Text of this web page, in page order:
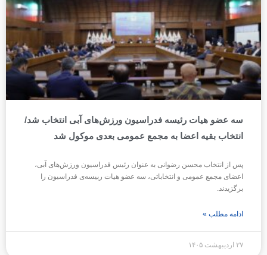
سه عضو هیات رئیسه فدراسیون ورزش‌های آبی انتخاب شد/
انتخاب بقیه اعضا به مجمع عمومی بعدی موکول شد
پس از انتخاب محسن رضوانی به عنوان رئیس فدراسیون ورزش‌های آبی،
اعضای مجمع عمومی و انتخاباتی، سه عضو هیات ربیسه‌ی فدراسیون را
برگزیدند.
ادامه مطلب »
۲۷ اردیبهشت ۱۴۰۵